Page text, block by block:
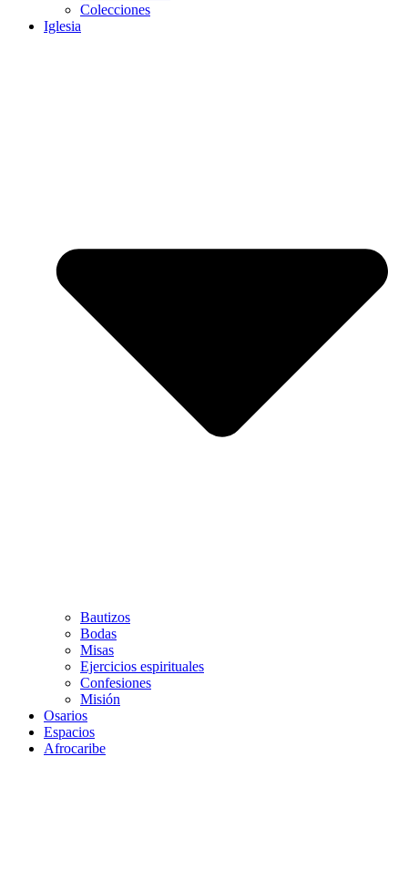
Colecciones
Iglesia
Bautizos
Bodas
Misas
Ejercicios espirituales
Confesiones
Misión
Osarios
Espacios
Afrocaribe